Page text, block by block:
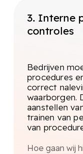
beoordelaars,
allemaal ISO
gecertificeerd.
proces en de
klanten
3. Interne
controles
Bedrijven
procedures
correct
waarborgen.
aanstellen
trainen van
van
Hoe gaan wij